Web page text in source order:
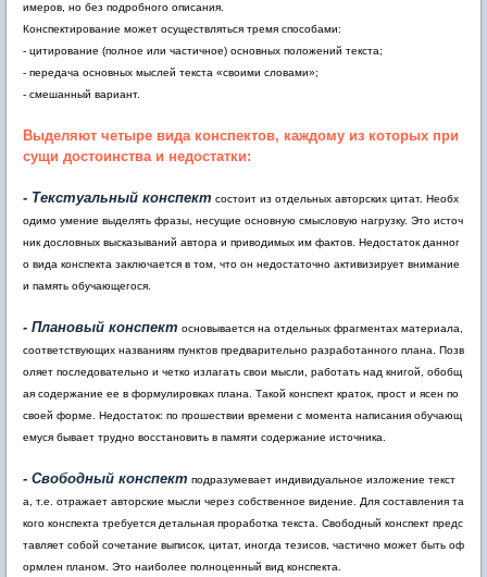
имеров, но без подробного описания.
Конспектирование может осуществляться тремя способами:
- цитирование (полное или частичное) основных положений текста;
- передача основных мыслей текста «своими словами»;
- смешанный вариант.
Выделяют четыре вида конспектов, каждому из которых при
сущи достоинства и недостатки:
- Текстуальный конспект состоит из отдельных авторских цитат. Необх
одимо умение выделять фразы, несущие основную смысловую нагрузку. Это источ
ник дословных высказываний автора и приводимых им фактов. Недостаток данног
о вида конспекта заключается в том, что он недостаточно активизирует внимание
и память обучающегося.
- Плановый конспект основывается на отдельных фрагментах материала,
соответствующих названиям пунктов предварительно разработанного плана. Позв
оляет последовательно и четко излагать свои мысли, работать над книгой, обобщ
ая содержание ее в формулировках плана. Такой конспект краток, прост и ясен по
своей форме. Недостаток: по прошествии времени с момента написания обучающ
емуся бывает трудно восстановить в памяти содержание источника.
- Свободный конспект подразумевает индивидуальное изложение текст
а, т.е. отражает авторские мысли через собственное видение. Для составления та
кого конспекта требуется детальная проработка текста. Свободный конспект предс
тавляет собой сочетание выписок, цитат, иногда тезисов, частично может быть оф
ормлен планом. Это наиболее полноценный вид конспекта.